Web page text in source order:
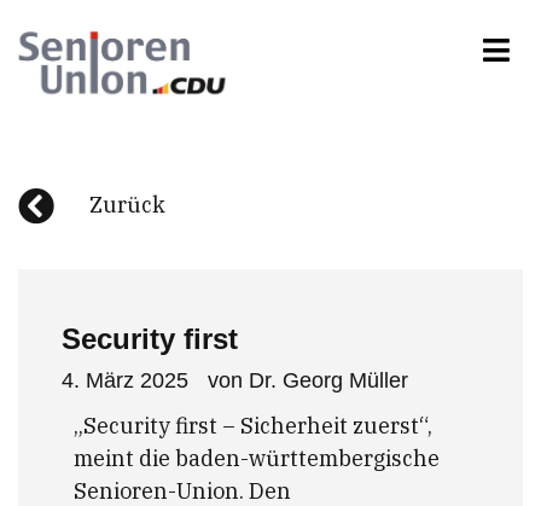
Zurück
Security first
4. März 2025 von Dr. Georg Müller
„Security first – Sicherheit zuerst“,
meint die baden-württembergische
Senioren-Union. Den